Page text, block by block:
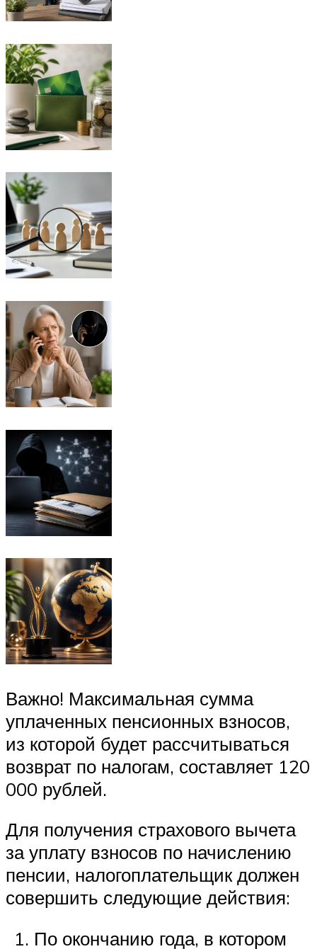
Важно! Максимальная сумма
уплаченных пенсионных взносов,
из которой будет рассчитываться
возврат по налогам, составляет 120
000 рублей.
Для получения страхового вычета
за уплату взносов по начислению
пенсии, налогоплательщик должен
совершить следующие действия:
По окончанию года, в котором